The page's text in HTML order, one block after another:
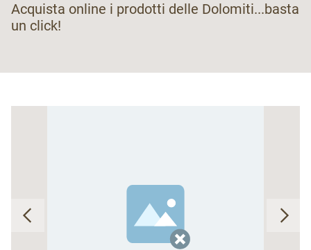
Acquista online i prodotti delle Dolomiti...basta
un click!